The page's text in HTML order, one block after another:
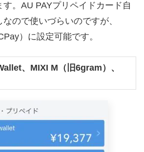
。AU PAYプリペイドカード自
ので使いづらいのですが、
）に設定可能です。
、MIXI M（旧6gram）、